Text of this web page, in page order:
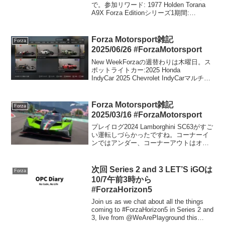
で。参加リワード: 1977 Holden Torana
A9X Forza Editionシリーズ1期間:
Forza
Forza Motorsport雑記
2025/06/26 #ForzaMotorsport
New WeekForzaの週替わりは木曜日。ス
ポットライトカー:2025 Honda
IndyCar 2025 Chevrolet IndyCarマルチ、
デート
Forza
Forza Motorsport雑記
2025/03/16 #ForzaMotorsport
プレイログ2024 Lamborghini SC63がすご
い運転しづらかったですね。コーナーイ
ンではアンダー、コーナーアウトはオー
じ。リストラクターを広げたんだけどス
トッ...
Forza
次回 Series 2 and 3 LET’S iGOは
10/7午前3時から
#ForzaHorizon5
Join us as we chat about all the things
coming to #ForzaHorizon5 in Series 2 and
3, live from @WeArePlayground this